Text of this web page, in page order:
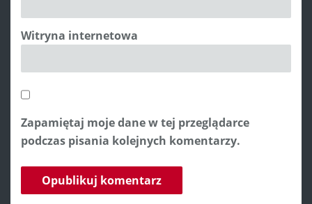
Witryna internetowa
Zapamiętaj moje dane w tej przeglądarce
podczas pisania kolejnych komentarzy.